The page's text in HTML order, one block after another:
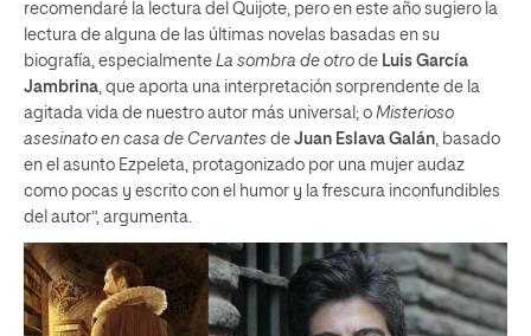
recomendaré la lectura del Quijote, pero en este año sugiero la
lectura de alguna de las últimas novelas basadas en su
biografía, especialmente La sombra de otro de Luis García
Jambrina, que aporta una interpretación sorprendente de la
agitada vida de nuestro autor más universal; o Misterioso
asesinato en casa de Cervantes de Juan Eslava Galán, basado
en el asunto Ezpeleta, protagonizado por una mujer audaz
como pocas y escrito con el humor y la frescura inconfundibles
del autor”, argumenta.